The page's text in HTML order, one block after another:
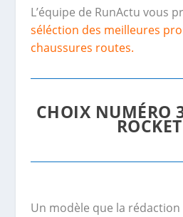
L’équipe de RunActu vous
séléction des meilleures
chaussures routes.
CHOIX NUMÉRO
Un modèle que la rédaction